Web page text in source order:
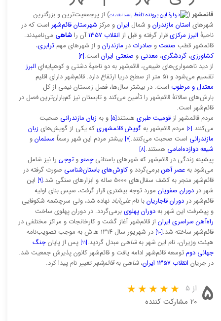
قائمشهر ( تلفظ راهنما·اطلاعات) از پرجمعیت‌ترین و بزرگترین
شهرهای استان مازندرانو شمال ایرانو مرکز شهرستان قائم‌شهر است که در
ناحیهٔ البرز مرکزیقرار گرفته و قبل از انقلاب ۱۳۵۷ آن راشاهی می‌نامیدند.
قائمشهر قطب صنعتو صادرات در مازندرانو از شهرهای مهم ترابری،
کشاورزی، گردشگری، معدنی و صنعتی ایران است.[۴]
از دید ناهمواری‌های طبیعی، قائم‌شهر به دو ناحیهٔ دشتی و کوهپایه‌ایِ البرز
تقسیم می‌شود و ۵۱ متر از سطح دریا ارتفاع دارد. قائم‌شهر دارای اقلیم
معتدل و مرطوب است. در بیشتر سال‌ها، فصل زمستان نیمی از کل
بارش‌های سالانهٔ قائم‌شهر را تأمین می‌کند و تابستان نیز کم‌باران‌ترین فصل در
قائم‌شهر است.
مردم قائمشهر از قومیت طبری هستند[۵] و به زبان مازندرانی صحبت
می‌کنند.[۶] مردم قائم‌شهر بهگویش قائمشهریکه یکی از گویش‌های زبان
مازندرانی است صحبت می‌کنند.[۷] بیشتر مردم این شهر رسماً مسلمانو
شیعه دوازده‌امامی هستند.[۸]
پیشینه زندگی در قائم‌شهر که شهرهای باستانیچمنو وتوجی را نیز شامل
می‌شود بهعصر آهنبرمی‌گردد و کاوش‌های باستان‌شناسی صورت گرفته در
قائم‌شهر منجر به کشف سفال‌های ۵۰۰۰ ساله و ابزارهای سنگی شد.
[۹]
این
شهر در دوران صفویان مورد توجه بیشتری قرار گرفت، سپس بنای اولیه
قائم‌شهر در دوران قاجاریانبا نامعلی‌آباد نهاده شد، ولی سرچشمه شکوفایی
و پیشرفت این شهر بهدوران پهلویبرمی‌گردد. در دوران پهلوی ساخت
راه‌آهن سراسری ایران از قائم‌شهر آغاز گشت و کارخانجات و مراکز مختلفی در
قائم‌شهر ساخته شد.[۱۰]
در شهریور سال ۱۳۱۴ ه‍.ش به موجب تصویب‌نامه
هیئت وزیران، نام این شهر بهشاهی مبدل گردید.[۱۱] پس از پایانجنگ
جهانی دومتوسعه قائم‌شهر ادامه یافت و قائم‌شهر کانون پذیرش جمعیت شد.
در جریان انقلاب ۱۳۵۷ ایران ،شاهیبهقائم‌شهر تغییر نام پیدا کرد.
۵ از ۵
۲۰ مشارکت کننده